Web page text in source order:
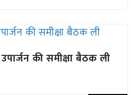
की समीक्षा बैठक ली